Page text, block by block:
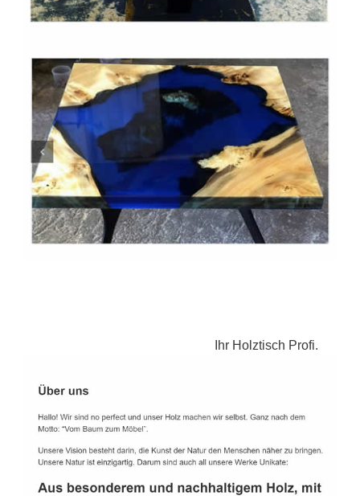
Ihr Holztisch Profi.